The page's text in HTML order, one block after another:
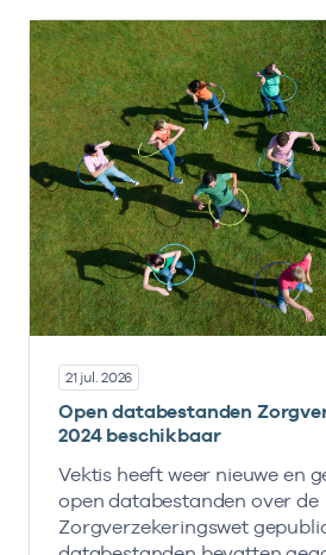
21 jul. 2026
Open databestanden
2024 beschikbaar
Vektis heeft weer nieuwe en
open databestanden over de
Zorgverzekeringswet